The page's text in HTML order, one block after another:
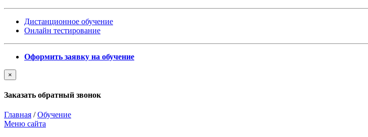
Дистанционное обучение
Онлайн тестирование
Оформить заявку на обучение
×
Заказать обратный звонок
Главная /Обучение
Меню сайта